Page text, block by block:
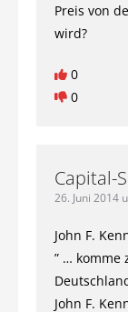
Preis von
wird?
0
0
Capital-
26. Juni 2014
John F.
” … komme
John F.